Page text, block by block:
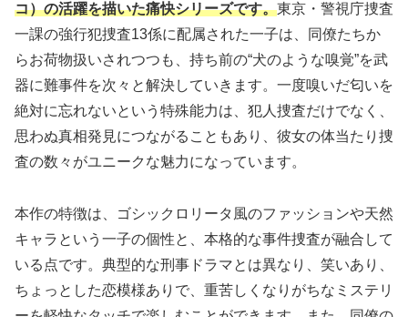
コ）の活躍を描いた痛快シリーズです。東京・警視庁捜査
一課の強行犯捜査13係に配属された一子は、同僚たちか
らお荷物扱いされつつも、持ち前の“犬のような嗅覚”を武
器に難事件を次々と解決していきます。一度嗅いだ匂いを
絶対に忘れないという特殊能力は、犯人捜査だけでなく、
思わぬ真相発見につながることもあり、彼女の体当たり捜
査の数々がユニークな魅力になっています。
本作の特徴は、ゴシックロリータ風のファッションや天然
キャラという一子の個性と、本格的な事件捜査が融合して
いる点です。典型的な刑事ドラマとは異なり、笑いあり、
ちょっとした恋模様ありで、重苦しくなりがちなミステリ